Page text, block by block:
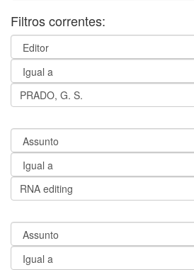
Filtros correntes: